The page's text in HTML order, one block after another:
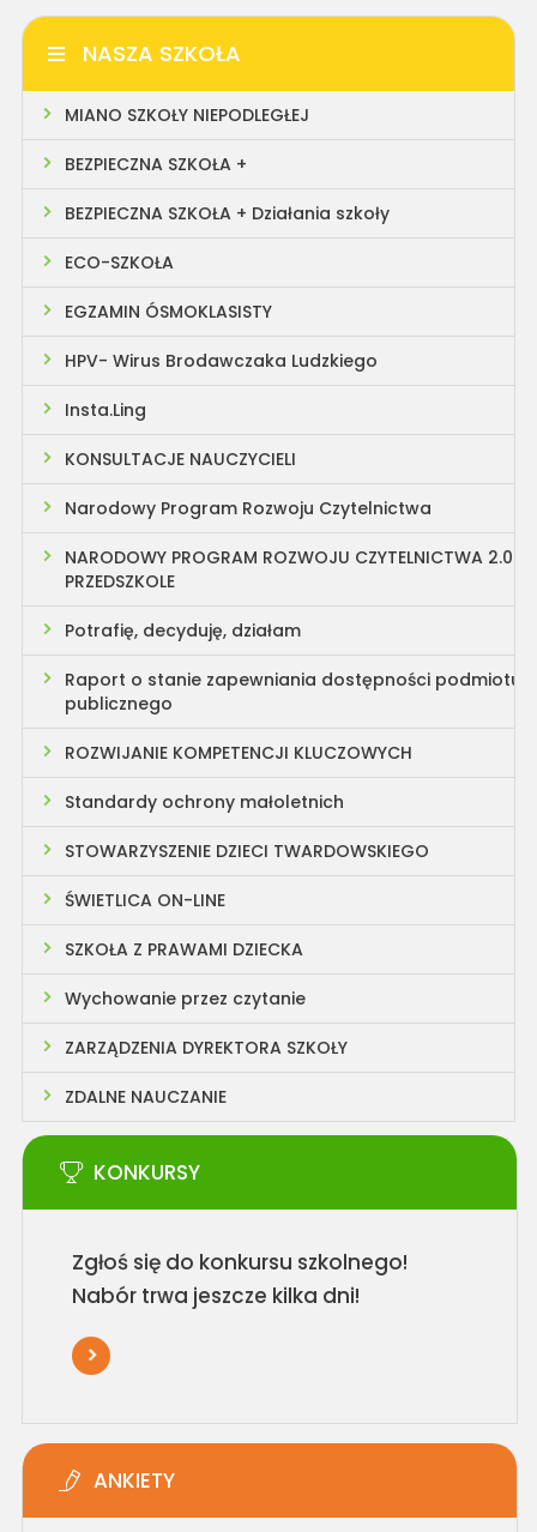
NASZA SZKOŁA
MIANO SZKOŁY NIEPODLEGŁEJ
BEZPIECZNA SZKOŁA +
BEZPIECZNA SZKOŁA + Działania szkoły
ECO-SZKOŁA
EGZAMIN ÓSMOKLASISTY
HPV- Wirus Brodawczaka Ludzkiego
Insta.Ling
KONSULTACJE NAUCZYCIELI
Narodowy Program Rozwoju Czytelnictwa
NARODOWY PROGRAM ROZWOJU CZYTELNICTWA 2.0
PRZEDSZKOLE
Potrafię, decyduję, działam
Raport o stanie zapewniania dostępności podmiotu
publicznego
ROZWIJANIE KOMPETENCJI KLUCZOWYCH
Standardy ochrony małoletnich
STOWARZYSZENIE DZIECI TWARDOWSKIEGO
ŚWIETLICA ON-LINE
SZKOŁA Z PRAWAMI DZIECKA
Wychowanie przez czytanie
ZARZĄDZENIA DYREKTORA SZKOŁY
ZDALNE NAUCZANIE
KONKURSY
Zgłoś się do konkursu szkolnego!
Nabór trwa jeszcze kilka dni!
ANKIETY